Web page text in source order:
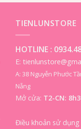
TIENLUNSTORE
HOTLINE :
E:
A: 38 Nguyễn Phước
Nẵng
Mở cửa: T2-CN:
Điều khoản sử dụng